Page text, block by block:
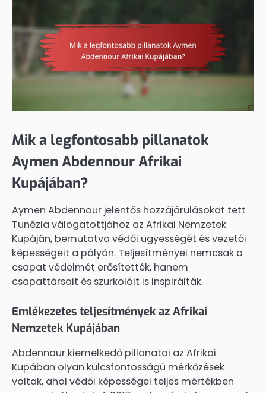
Mik a legfontosabb pillanatok
Aymen Abdennour Afrikai
Kupájában?
Aymen Abdennour jelentős hozzájárulásokat tett
Tunézia válogatottjához az Afrikai Nemzetek
Kupáján, bemutatva védői ügyességét és vezetői
képességeit a pályán. Teljesítményei nemcsak a
csapat védelmét erősítették, hanem
csapattársait és szurkolóit is inspirálták.
Emlékezetes teljesítmények az Afrikai
Nemzetek Kupájában
Abdennour kiemelkedő pillanatai az Afrikai
Kupában olyan kulcsfontosságú mérkőzések
voltak, ahol védői képességei teljes mértékben